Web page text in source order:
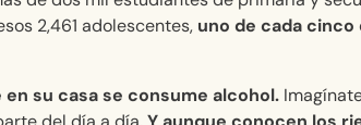
2,461 adolescentes, uno de cada
en su casa se consume alcohol.